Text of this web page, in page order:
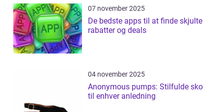
07 november 2025
De bedste apps til at finde skjulte
rabatter og deals
04 november 2025
Anonymous pumps: Stilfulde sko
til enhver anledning